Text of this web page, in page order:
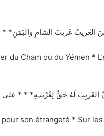
الغَريبُ غَريبَ الشامِ واليَمَنِ* *
du Cham ou du Yémen *
الغَريِبَ لَهُ حَقٌّ لِغُرْبَتـِهِ* * * على
pour son étrangeté * Sur